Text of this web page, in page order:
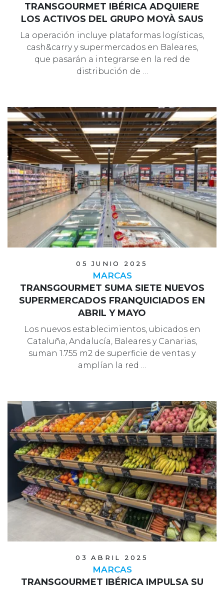
TRANSGOURMET IBÉRICA ADQUIERE
LOS ACTIVOS DEL GRUPO MOYÀ SAUS
La operación incluye plataformas logísticas,
cash&carry y supermercados en Baleares,
que pasarán a integrarse en la red de
distribución de …
05 JUNIO 2025
MARCAS
TRANSGOURMET SUMA SIETE NUEVOS
SUPERMERCADOS FRANQUICIADOS EN
ABRIL Y MAYO
Los nuevos establecimientos, ubicados en
Cataluña, Andalucía, Baleares y Canarias,
suman 1.755 m2 de superficie de ventas y
amplían la red …
03 ABRIL 2025
MARCAS
TRANSGOURMET IBÉRICA IMPULSA SU